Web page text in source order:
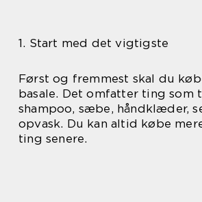
1. Start med det vigtigste
Først og fremmest skal du
basale. Det omfatter ting som
shampoo, sæbe, håndklæder,
opvask. Du kan altid købe
ting senere.